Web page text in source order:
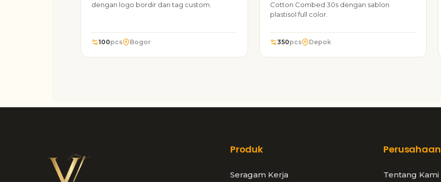
dengan logo bordir dan tag custom.
100pcs Bogor
Cotton Combed 30s dengan sablon
plastisol full color.
350pcs Depok
Produk
Seragam Kerja
Perusahaan
Tentang Kami